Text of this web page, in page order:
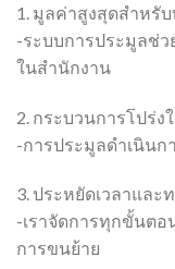
1. มูลค่าสูงสุดสำหรั
-ระบบการประมูลช่
ในสำนักงาน
2. กระบวนการโปร่ง
-การประมูลดำเนินก
3. ประหยัดเวลาและ
-เราจัดการทุกขั้นตอ
การขนย้าย